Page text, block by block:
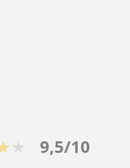
9,5/10